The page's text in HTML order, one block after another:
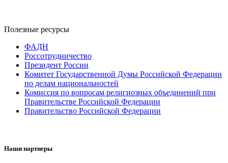
Полезные ресурсы
ФАДН
Россотрудничество
Президент России
Комитет Государственной Думы Российской Федерации
по делам национальностей
Комиссия по вопросам религиозных объединений при
Правительстве Российской Федерации
Правительство Российской Федерации
Наши партнеры